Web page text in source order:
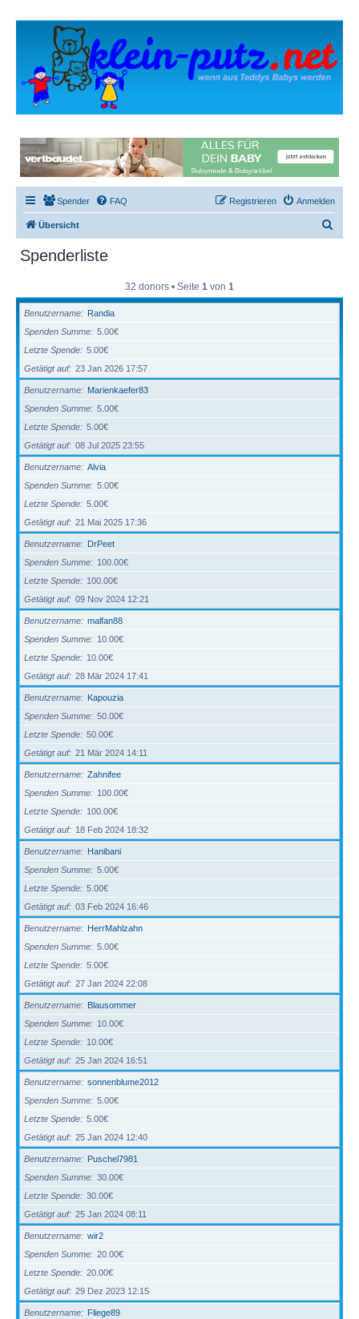
Spender FAQ Anmelden
Registrieren
Übersicht
e
Spenderliste
32 donors • Seite 1 von 1
Benutzername
Randia
Spenden Summe
5.00€
Letzte Spende
5.00€
Getätigt auf
23 Jan 2026 17:57
Benutzername
Marienkaefer83
Spenden Summe
5.00€
Letzte Spende
5.00€
Getätigt auf
08 Jul 2025 23:55
Benutzername
Alvia
Spenden Summe
5.00€
Letzte Spende
5.00€
Getätigt auf
21 Mai 2025 17:36
Benutzername
DrPeet
Spenden Summe
100.00€
Letzte Spende
100.00€
Getätigt auf
09 Nov 2024 12:21
Benutzername
malfan88
Spenden Summe
10.00€
Letzte Spende
10.00€
Getätigt auf
28 Mär 2024 17:41
Benutzername
Kapouzia
Spenden Summe
50.00€
Letzte Spende
50.00€
Getätigt auf
21 Mär 2024 14:11
Benutzername
Zahnifee
Spenden Summe
100.00€
Letzte Spende
100.00€
Getätigt auf
18 Feb 2024 18:32
Benutzername
Hanibani
Spenden Summe
5.00€
Letzte Spende
5.00€
Getätigt auf
03 Feb 2024 16:46
Benutzername
HerrMahlzahn
Spenden Summe
5.00€
Letzte Spende
5.00€
Getätigt auf
27 Jan 2024 22:08
Benutzername
Blausommer
Spenden Summe
10.00€
Letzte Spende
10.00€
Getätigt auf
25 Jan 2024 16:51
Benutzername
sonnenblume2012
Spenden Summe
5.00€
Letzte Spende
5.00€
Getätigt auf
25 Jan 2024 12:40
Benutzername
Puschel7981
Spenden Summe
30.00€
Letzte Spende
30.00€
Getätigt auf
25 Jan 2024 08:11
Benutzername
wir2
Spenden Summe
20.00€
Letzte Spende
20.00€
Getätigt auf
29 Dez 2023 12:15
Benutzername
Fliege89